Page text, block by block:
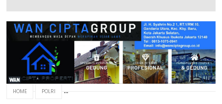
HOME POLRI